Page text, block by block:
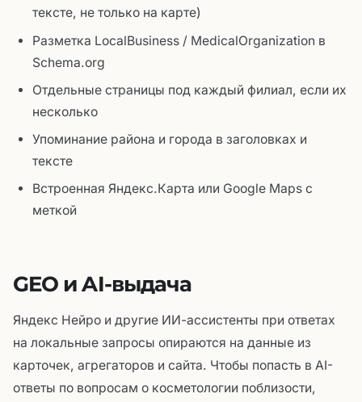
тексте, не только на карте)
Разметка LocalBusiness / MedicalOrganization в
Schema.org
Отдельные страницы под каждый филиал, если их
несколько
Упоминание района и города в заголовках и
тексте
Встроенная Яндекс.Карта или Google Maps с
меткой
GEO и AI-выдача
Яндекс Нейро и другие ИИ-ассистенты при ответах
на локальные запросы опираются на данные из
карточек, агрегаторов и сайта. Чтобы попасть в AI-
ответы по вопросам о косметологии поблизости,